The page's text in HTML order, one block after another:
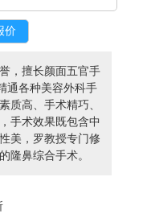
，擅长颜面五官手
通各种美容外科手
质高、手术精巧、
手术效果既包含中
美，罗教授专门修
隆鼻综合手术。